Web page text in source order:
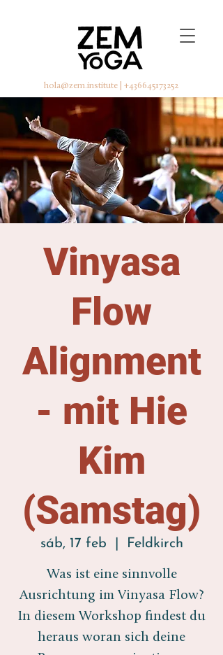
hola@zem.institute +436645173252
Vinyasa
Flow
Alignment
- mit Hie
Kim
(Samstag)
sáb, 17 feb Feldkirch
Was ist eine sinnvolle
Ausrichtung im Vinyasa Flow?
In diesem Workshop findest du
heraus woran sich deine